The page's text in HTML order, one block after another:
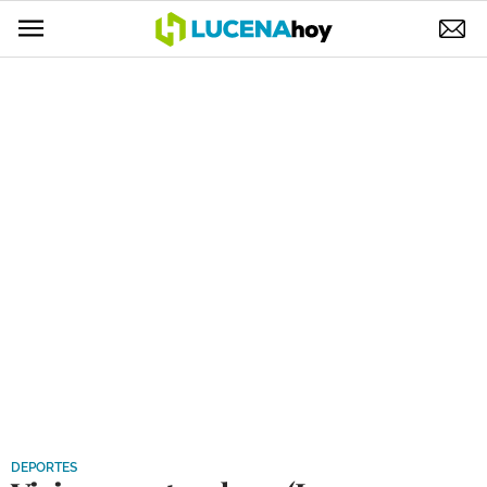
DEPORTES